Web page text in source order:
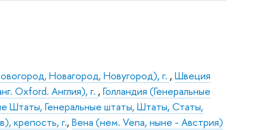
Новагород, Новугород), г. ,Швеция
Oxford. Англия), г. ,Голландия (Генеральные
Штаты, Генеральные штаты, Штаты, Статы,
крепость, г.,Вена (нем. Vena, ныне - Австрия)